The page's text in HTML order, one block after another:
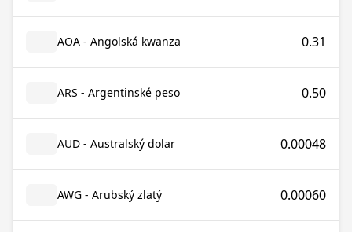
AOA - Angolská kwanza 0.31
ARS - Argentinské peso 0.50
AUD - Australský dolar 0.00048
AWG - Arubský zlatý 0.00060